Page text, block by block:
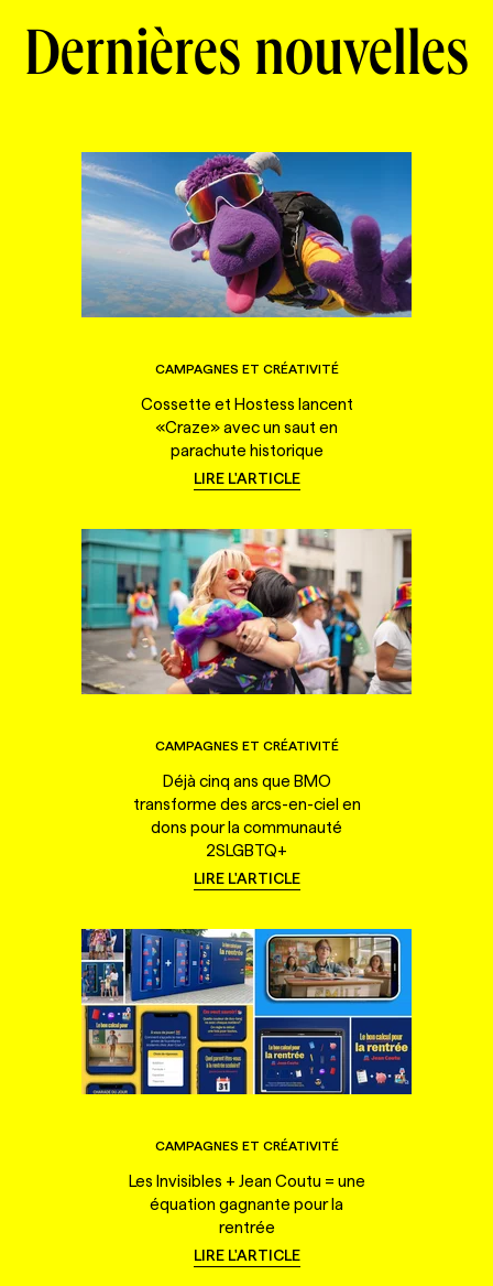
Dernières nouvelles
CAMPAGNES ET CRÉATIVITÉ
Cossette et Hostess lancent
«Craze» avec un saut en
parachute historique
LIRE L'ARTICLE
CAMPAGNES ET CRÉATIVITÉ
Déjà cinq ans que BMO
transforme des arcs-en-ciel en
dons pour la communauté
2SLGBTQ+
LIRE L'ARTICLE
CAMPAGNES ET CRÉATIVITÉ
Les Invisibles + Jean Coutu = une
équation gagnante pour la
rentrée
LIRE L'ARTICLE